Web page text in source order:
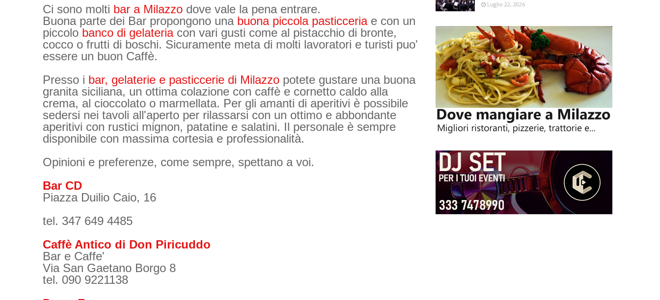
Ci sono molti bar a Milazzo dove vale la pena entrare.
Buona parte dei Bar propongono una buona piccola pasticceriae con un
piccolo banco di gelateriacon vari gusti come al pistacchio di bronte,
cocco o frutti di boschi. Sicuramente meta di molti lavoratori e turisti puo'
essere un buon Caffè.
Presso i bar, gelaterie e pasticcerie di Milazzo potete gustare una buona
granita siciliana, un ottima colazione con caffè e cornetto caldo alla
crema, al cioccolato o marmellata. Per gli amanti di aperitivi è possibile
sedersi nei tavoli all'aperto per rilassarsi con un ottimo e abbondante
aperitivi con rustici mignon, patatine e salatini. Il personale è sempre
disponibile con massima cortesia e professionalità.
Opinioni e preferenze, come sempre, spettano a voi.
Bar CD
Piazza Duilio Caio, 16
tel. 347 649 4485
Caffè Antico di Don Piricuddo
Bar e Caffe'
Via San Gaetano Borgo 8
tel. 090 9221138
Luglio 22, 2026